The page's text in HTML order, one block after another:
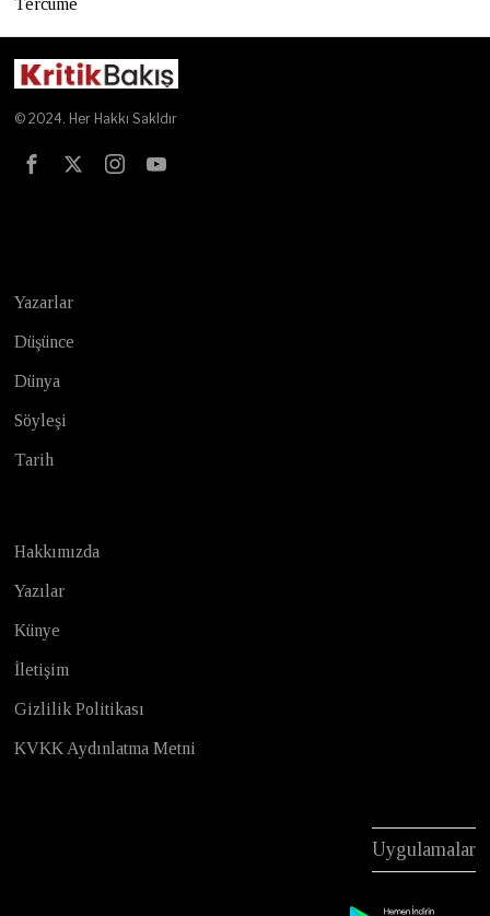
Tercüme
© 2024. Her Hakkı Sakldır
Yazarlar
Düşünce
Dünya
Söyleşi
Tarih
Hakkımızda
Yazılar
Künye
İletişim
Gizlilik Politikası
KVKK Aydınlatma Metni
Uygulamalar